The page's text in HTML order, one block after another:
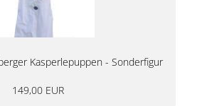
Kasperlepuppen - Sonderfigur
149,00 EUR